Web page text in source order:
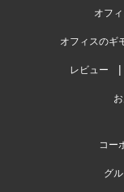
オフ
オフィスのギ
レビュー
コー
グ